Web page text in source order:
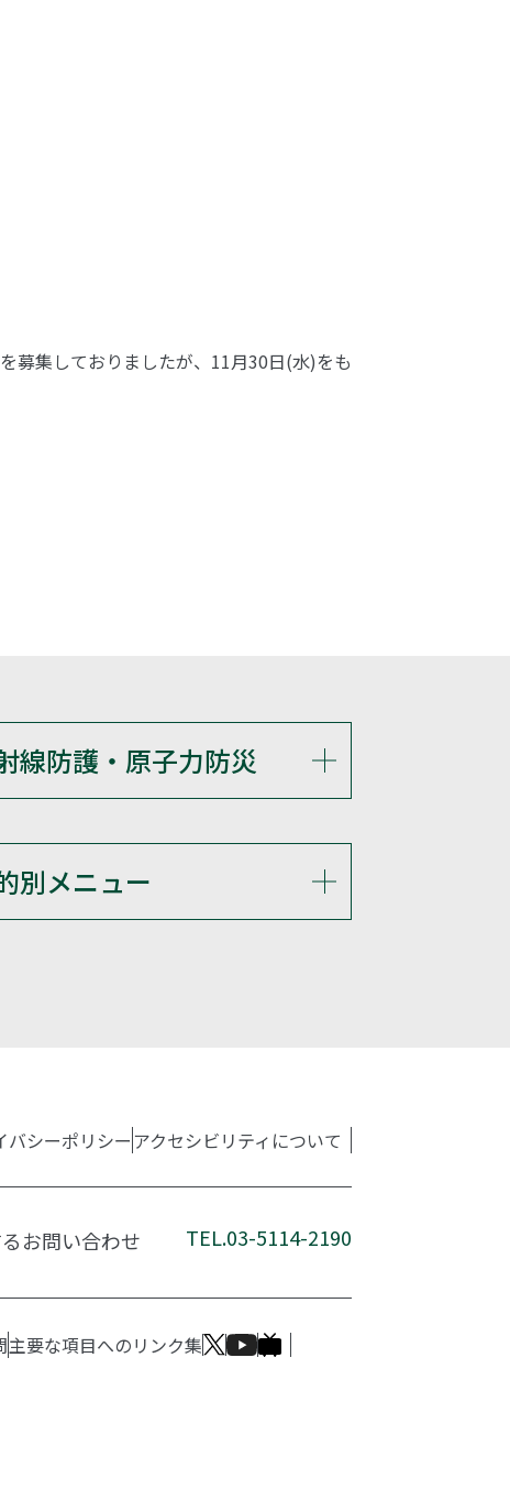
募集しておりましたが、11月30日(水)をも
線防護・原子力防災
別メニュー
バシーポリシーアクセシビリティについて
お問い合わせ TEL.03-5114-2190
主要な項目へのリンク集